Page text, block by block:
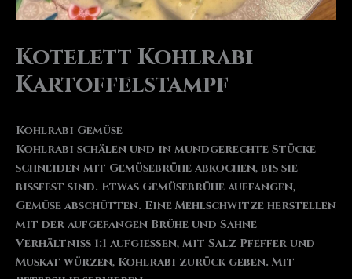
Kotelett Kohlrabi
Kartoffelstampf
Kohlrabi Gemüse
Kohlrabi schälen und in mundgerechte Stücke
schneiden mit Gemüsebrühe abkochen, bis sie
bissfest sind. Etwas Gemüsebrühe auffangen,
Gemüse abschütten. Eine Mehlschwitze herstellen
mit der aufgefangen Brühe und Sahne
Verhältniss 1:1 aufgießen, mit Salz Pfeffer und
Muskat würzen, Kohlrabi zurück geben. Mit